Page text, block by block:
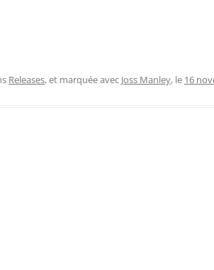
Releases, et marquée avec Joss Manley, le 16